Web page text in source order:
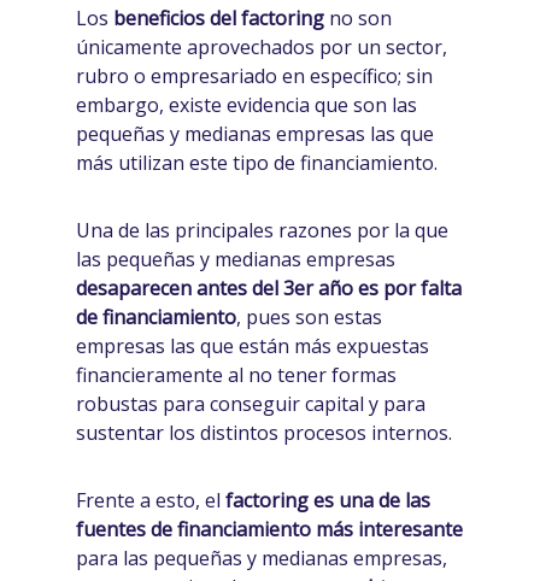
Los beneficios del factoring no son
únicamente aprovechados por un sector,
rubro o empresariado en específico; sin
embargo, existe evidencia que son las
pequeñas y medianas empresas las que
más utilizan este tipo de financiamiento.
Una de las principales razones por la que
las pequeñas y medianas empresas
desaparecen antes del 3er año es por falta
de financiamiento, pues son estas
empresas las que están más expuestas
financieramente al no tener formas
robustas para conseguir capital y para
sustentar los distintos procesos internos.
Frente a esto, el factoring es una de las
fuentes de financiamiento más interesante
para las pequeñas y medianas empresas,